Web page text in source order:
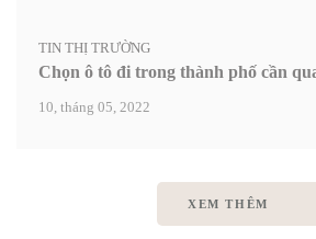
TIN THỊ TRƯỜNG
Chọn ô tô đi trong thành phố cần
10, tháng 05, 2022
XEM THÊM